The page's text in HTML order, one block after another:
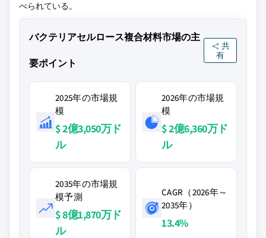
べられている。
バクテリアセルロース複合材料市場の主
要ポイント
共
有
2025年の市場規
模
$ 2億3,050万ド
ル
2026年の市場規
模
$ 2億6,360万ド
ル
2035年の市場規
模予測
$ 8億1,870万ド
ル
CAGR（2026年～
2035年）
13.4%